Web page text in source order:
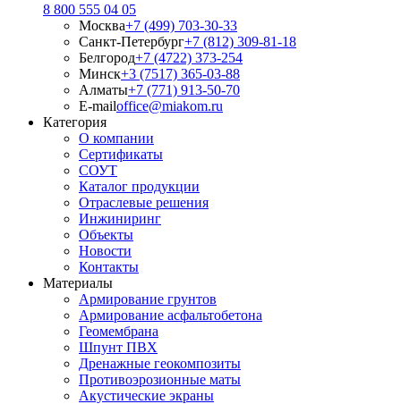
8 800 555 04 05
Москва+7 (499) 703-30-33
Санкт-Петербург+7 (812) 309-81-18
Белгород+7 (4722) 373-254
Минск+3 (7517) 365-03-88
Алматы+7 (771) 913-50-70
E-mailoffice@miakom.ru
Категория
О компании
Сертификаты
СОУТ
Каталог продукции
Отраслевые решения
Инжиниринг
Объекты
Новости
Контакты
Материалы
Армирование грунтов
Армирование асфальтобетона
Геомембрана
Шпунт ПВХ
Дренажные геокомпозиты
Противоэрозионные маты
Акустические экраны